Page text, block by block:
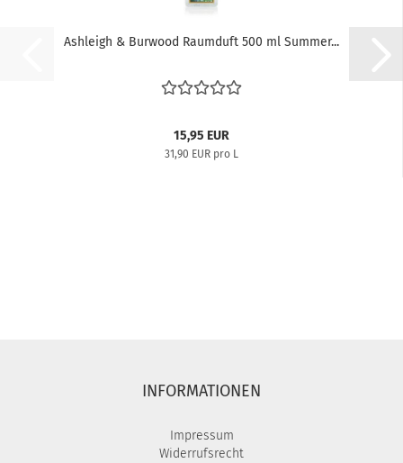
Ashleigh & Burwood Raumduft 500 ml Summer...
15,95 EUR
31,90 EUR pro L
INFORMATIONEN
Impressum
Widerrufsrecht